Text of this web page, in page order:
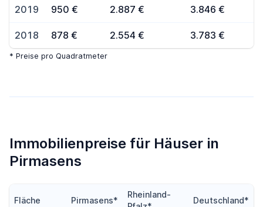
2019 950 € 2.887 € 3.846 €
2018 878 € 2.554 € 3.783 €
* Preise pro Quadratmeter
Immobilienpreise für Häuser in
Pirmasens
Fläche Pirmasens*
Rheinland-
Deutschland*